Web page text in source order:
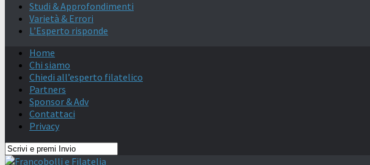
Studi & Approfondimenti
Varietà & Errori
L’Esperto risponde
Home
Chi siamo
Chiedi all’esperto filatelico
Partners
Sponsor & Adv
Contattaci
Privacy